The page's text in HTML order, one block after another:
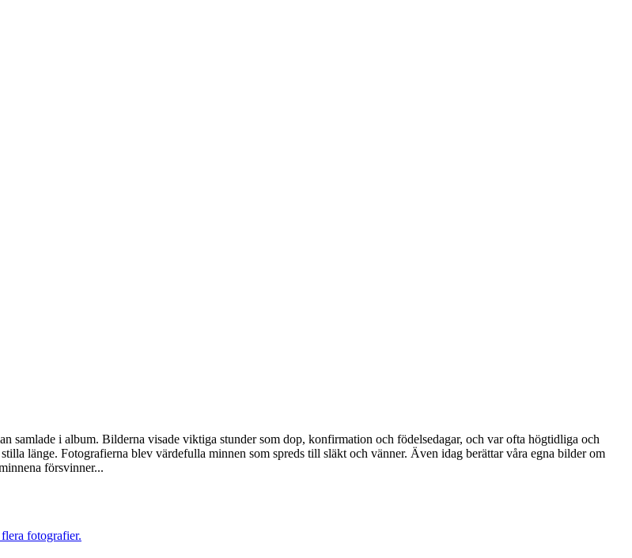
samlade i album. Bilderna visade viktiga stunder som dop, konfirmation och födelsedagar, och var ofta högtidliga och
länge. Fotografierna blev värdefulla minnen som spreds till släkt och vänner. Även idag berättar våra egna bilder om
försvinner...